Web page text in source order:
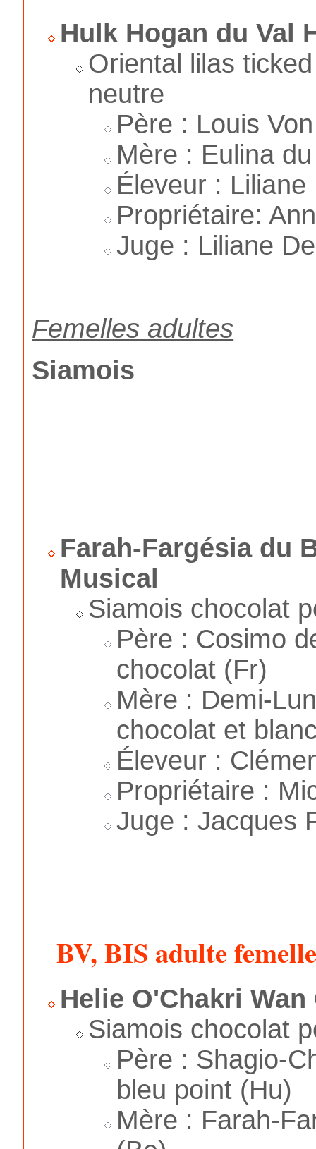
Hulk Hogan du Val
Oriental lilas
neutre
Père : Louis
Mère : Eulina
Éleveur :
Propriétaire:
Juge : Liliane
Femelles adultes
Siamois
Farah-Fargésia du
Musical
Siamois chocolat
Père : Cosimo
chocolat (Fr)
Mère : Demi-
chocolat et
Éleveur :
Propriétaire :
Juge : Jacques
BV, BIS adulte
Helie O'Chakri Wan
Siamois chocolat
Père : Shagio-
bleu point (Hu)
Mère : Farah-